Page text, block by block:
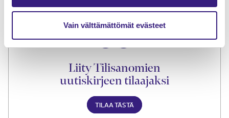
Vain välttämättömät evästeet
Liity Tilisanomien
uutiskirjeen tilaajaksi
TILAA TÄSTÄ